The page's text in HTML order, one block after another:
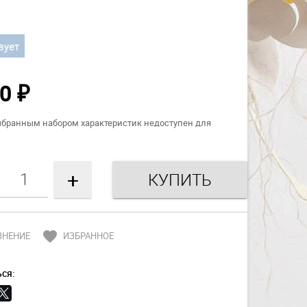
₽
набором характеристик недоступен для
+
favorite ИЗБРАННОЕ